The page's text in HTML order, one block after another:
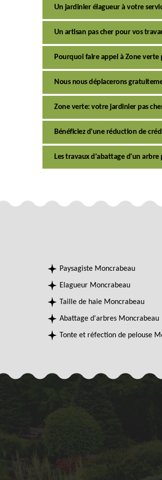
Un jardinier élagueur à votre
Un artisan pas cher pour vos
Pourquoi faire appel à Zone
Nous nous déplacerons
Zone verte: votre jardinier pas
Bénéficiez d'une réduction de
Les travaux d'abattage d'un
Paysagiste Moncrabeau
Elagueur Moncrabeau
Taille de haie Moncrabeau
Abattage d'arbres Moncrabeau
Tonte et réfection de pelouse